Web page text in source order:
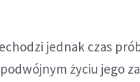
jednak czas
życiu jego